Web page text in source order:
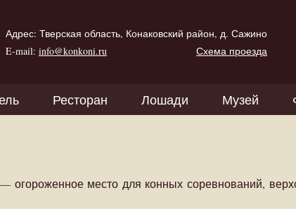
Адрес: Тверская область, Конаковский район, д. Сажино
E-mail: info@konkoni.ru Схема проезда
Ресторан Лошади Музей
огороженное место для конных соревнований,